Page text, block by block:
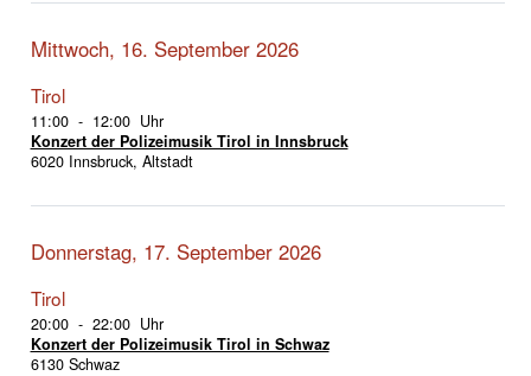
Mittwoch, 16. September 2026
Tirol
11:00 - 12:00 Uhr
Konzert der Polizeimusik Tirol in Innsbruck
6020 Innsbruck, Altstadt
Donnerstag, 17. September 2026
Tirol
20:00 - 22:00 Uhr
Konzert der Polizeimusik Tirol in Schwaz
6130 Schwaz